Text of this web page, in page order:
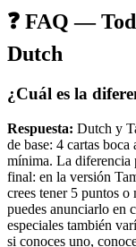
❓ FAQ —
Dutch
¿Cuál es la
Respuesta: Dutch y
de base: 4 cartas
mínima. La diferencia
final: en la versión
crees tener 5 puntos
puedes anunciarlo en
especiales también
si conoces uno,